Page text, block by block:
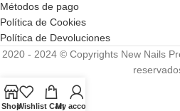
Métodos de pago
Política de Cookies
Política de Devoluciones
2020 - 2024 © Copyrights New Nails
ShopWishlist Cart
My account